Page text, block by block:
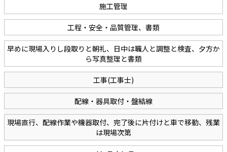
施工管理
工程・安全・品質管理、書類
早めに現場入りし段取りと朝礼、日中は職人と調整と検査、夕方か
ら写真整理と書類
工事(工事士)
配線・器具取付・盤結線
現場直行、配線作業や機器取付、完了後に片付けと車で移動、残業
は現場次第